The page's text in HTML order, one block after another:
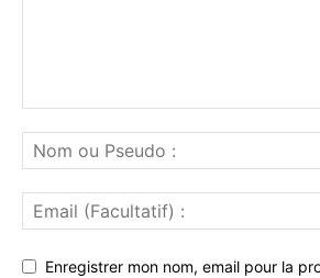
Enregistrer mon nom, email pour la